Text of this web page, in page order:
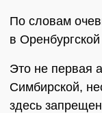
По словам
в
Это не первая
Симбирской,
здесь